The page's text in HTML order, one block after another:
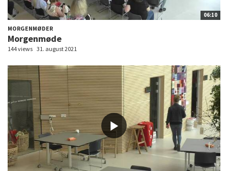
06:10
MORGENMØDER
Morgenmøde
144 views 31. august 2021